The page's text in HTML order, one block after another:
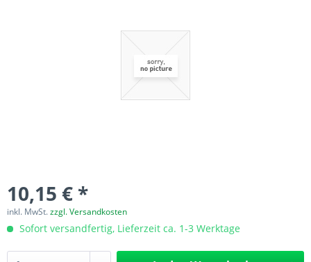
10,15 € *
inkl. MwSt.zzgl. Versandkosten
Sofort versandfertig, Lieferzeit ca. 1-3 Werktage